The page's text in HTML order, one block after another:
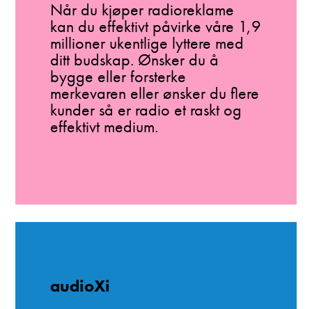
Når du kjøper radioreklame
kan du effektivt påvirke våre 1,9
millioner ukentlige lyttere med
ditt budskap. Ønsker du å
bygge eller forsterke
merkevaren eller ønsker du flere
kunder så er radio et raskt og
effektivt medium.
audioXi